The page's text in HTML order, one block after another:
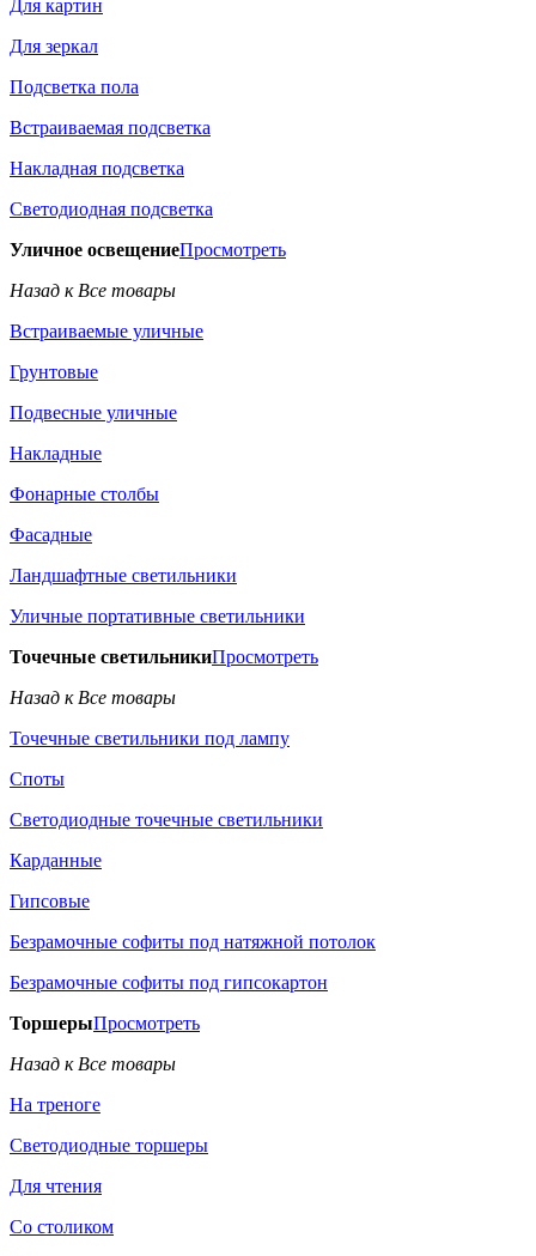
Для картин
Для зеркал
Подсветка пола
Встраиваемая подсветка
Накладная подсветка
Светодиодная подсветка
Уличное освещениеПросмотреть
Назад к Все товары
Встраиваемые уличные
Грунтовые
Подвесные уличные
Накладные
Фонарные столбы
Фасадные
Ландшафтные светильники
Уличные портативные светильники
Точечные светильникиПросмотреть
Назад к Все товары
Точечные светильники под лампу
Споты
Светодиодные точечные светильники
Карданные
Гипсовые
Безрамочные софиты под натяжной потолок
Безрамочные софиты под гипсокартон
ТоршерыПросмотреть
Назад к Все товары
На треноге
Светодиодные торшеры
Для чтения
Со столиком